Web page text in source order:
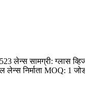
लेन्स सामग्री: ग्लास
निर्माता MOQ: 1